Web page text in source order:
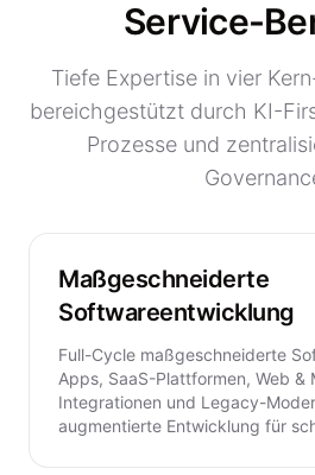
Service-
Tiefe Expertise in vier
bereichgestützt durch KI-
Prozesse und
Maßgeschneiderte
Softwareentwicklung
Full-Cycle maßgeschneiderte
Apps, SaaS-Plattformen, Web &
Integrationen und Legacy-
augmentierte Entwicklung für